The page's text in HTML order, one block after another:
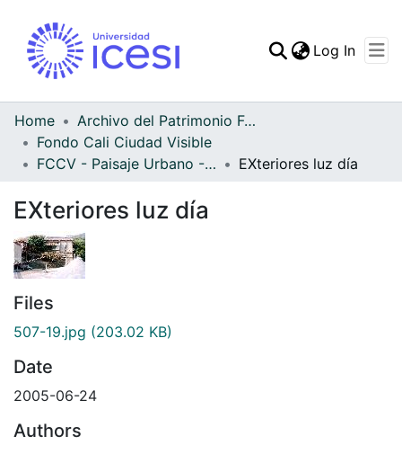
Log In
Home
Archivo del Patrimonio Fotográfico y Fílmico del Valle del Cauca
Fondo Cali Ciudad Visible
FCCV - Paisaje Urbano - Patrimonial
EXteriores luz día
EXteriores luz día
Files
507-19.jpg (203.02 KB)
Date
2005-06-24
Authors